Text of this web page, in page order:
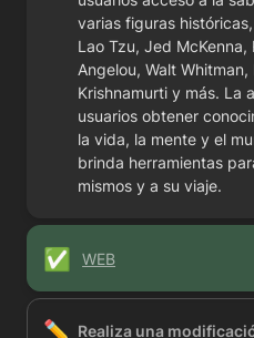
varias figuras
Lao Tzu, Jed McKenna,
Angelou, Walt
Krishnamurti y más. La
usuarios obtener
la vida, la mente y el
brinda herramientas
mismos y a su viaje.
✅ WEB
✏️ Realiza una